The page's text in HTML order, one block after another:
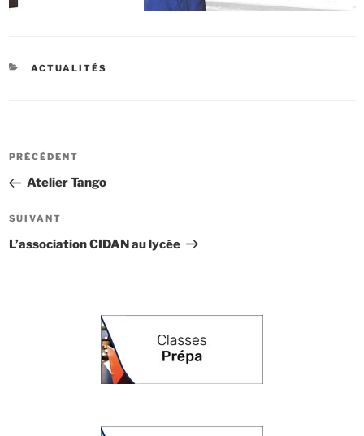
CATÉGORIES
ACTUALITÉS
Navigation
l’article
Article
précédent
PRÉCÉDENT
Atelier Tango
Article
suivant
SUIVANT
L’association CIDAN au lycée